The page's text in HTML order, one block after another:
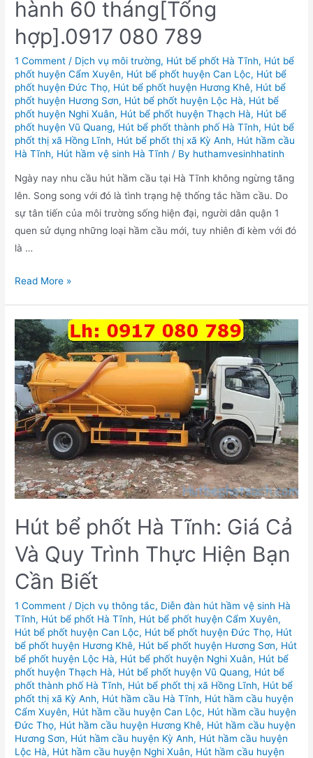
hành 60 tháng[Tổng
hợp].0917 080 789
1 Comment / Dịch vụ môi trường, Hút bể phốt Hà Tĩnh, Hút bể
phốt huyện Cẩm Xuyên, Hút bể phốt huyện Can Lộc, Hút bể
phốt huyện Đức Thọ, Hút bể phốt huyện Hương Khê, Hút bể
phốt huyện Hương Sơn, Hút bể phốt huyện Lộc Hà, Hút bể
phốt huyện Nghi Xuân, Hút bể phốt huyện Thạch Hà, Hút bể
phốt huyện Vũ Quang, Hút bể phốt thành phố Hà Tĩnh, Hút bể
phốt thị xã Hồng Lĩnh, Hút bể phốt thị xã Kỳ Anh, Hút hầm cầu
Hà Tĩnh, Hút hầm vệ sinh Hà Tĩnh / By huthamvesinhhatinh
Ngày nay nhu cầu hút hầm cầu tại Hà Tĩnh không ngừng tăng
lên. Song song với đó là tình trạng hệ thống tắc hầm cầu. Do
sự tân tiến của môi trường sống hiện đại, người dân quận 1
quen sử dụng những loại hầm cầu mới, tuy nhiên đi kèm với đó
là …
Hút
tại
Hà
Tĩnh
bảo
hành
60
tháng[Tổng
hợp].0917
080
789
Read More »
Hút bể phốt Hà Tĩnh: Giá Cả
Và Quy Trình Thực Hiện Bạn
Cần Biết
1 Comment / Dịch vụ thông tắc, Diễn đàn hút hầm vệ sinh Hà
Tĩnh, Hút bể phốt Hà Tĩnh, Hút bể phốt huyện Cẩm Xuyên,
Hút bể phốt huyện Can Lộc, Hút bể phốt huyện Đức Thọ, Hút
bể phốt huyện Hương Khê, Hút bể phốt huyện Hương Sơn, Hút
bể phốt huyện Lộc Hà, Hút bể phốt huyện Nghi Xuân, Hút bể
phốt huyện Thạch Hà, Hút bể phốt huyện Vũ Quang, Hút bể
phốt thành phố Hà Tĩnh, Hút bể phốt thị xã Hồng Lĩnh, Hút bể
phốt thị xã Kỳ Anh, Hút hầm cầu Hà Tĩnh, Hút hầm cầu huyện
Cẩm Xuyên, Hút hầm cầu huyện Can Lộc, Hút hầm cầu huyện
Đức Thọ, Hút hầm cầu huyện Hương Khê, Hút hầm cầu huyện
Hương Sơn, Hút hầm cầu huyện Kỳ Anh, Hút hầm cầu huyện
Lộc Hà, Hút hầm cầu huyện Nghi Xuân, Hút hầm cầu huyện